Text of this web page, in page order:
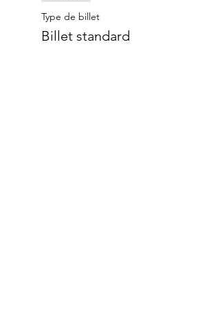
Type de billet
Billet standard